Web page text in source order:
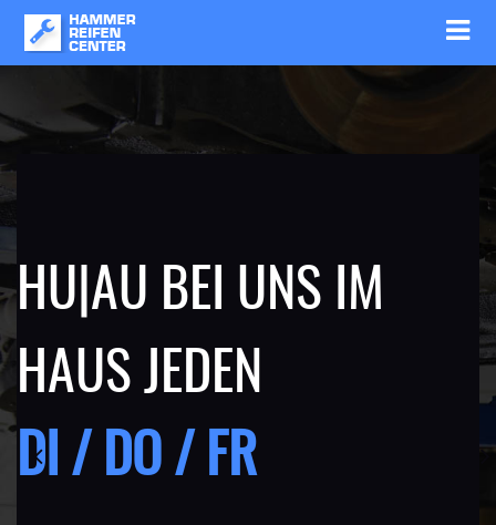
HU|AU BEI UNS IM
HAUS JEDEN
DI / DO / FR